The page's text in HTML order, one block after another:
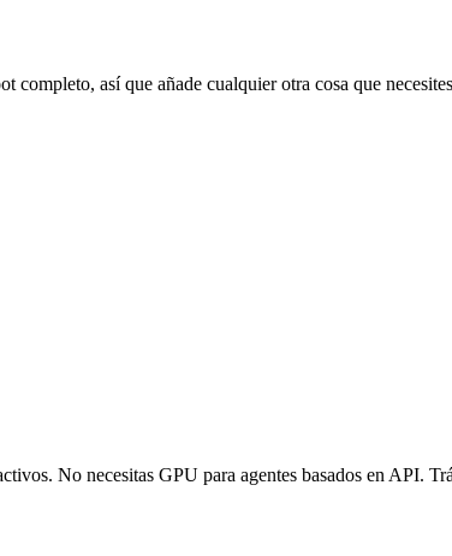
completo, así que añade cualquier otra cosa que
No necesitas GPU para agentes basados en API.